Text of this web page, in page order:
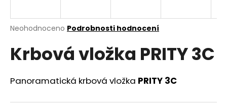
Průměrné
produktu
je
z
5
Neohodnoceno Podrobnosti hodnocení
Krbová vložka PRITY 3C
Panoramatická krbová vložka PRITY 3C
j
t
?